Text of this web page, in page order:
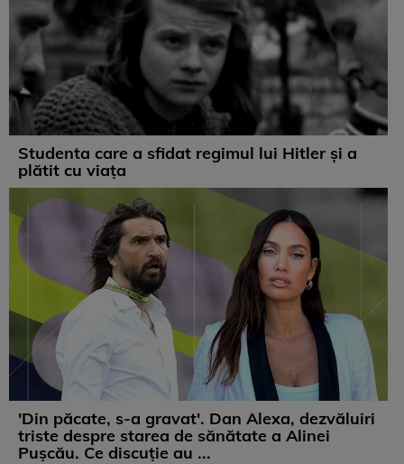
Studenta care a sfidat regimul lui Hitler și a
plătit cu viața
'Din păcate, s-a gravat'. Dan Alexa, dezvăluiri
triste despre starea de sănătate a Alinei
Pușcău. Ce discuție au ...